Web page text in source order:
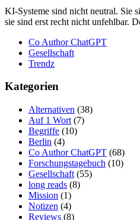
KI-Systeme sind nicht neutral. Sie
sie sind erst recht nicht unfehlbar.
Co Author ChatGPT
Gesellschaft
Trendz
Kategorien
Alternativen (38)
Auf 1 Wort (7)
Begriffe (10)
Berlin (4)
Co Author ChatGPT (68)
Forschungstagebuch (10)
Gesellschaft (55)
long reads (8)
Mission (1)
Notizen (4)
Reviews (8)